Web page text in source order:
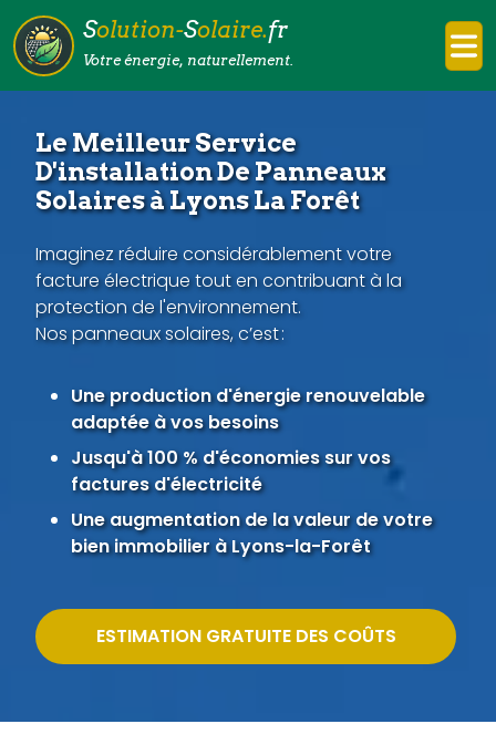
Solution-Solaire.fr
Votre énergie, naturellement.
Le Meilleur Service
D'installation De Panneaux
Solaires à Lyons La Forêt
Imaginez réduire considérablement votre
facture électrique tout en contribuant à la
protection de l'environnement.
Nos panneaux solaires, c’est :
Une production d'énergie renouvelable
adaptée à vos besoins
Jusqu'à 100 % d'économies sur vos
factures d'électricité
Une augmentation de la valeur de votre
bien immobilier à Lyons-la-Forêt
ESTIMATION GRATUITE DES COÛTS